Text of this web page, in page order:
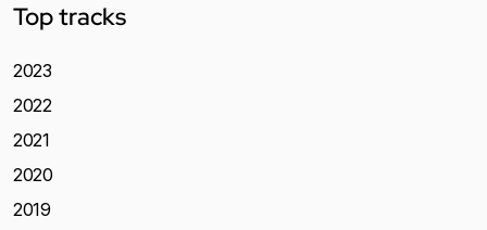
Top tracks
2023
2022
2021
2020
2019